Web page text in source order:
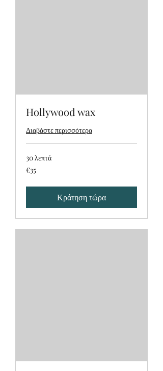
Hollywood wax
Διαβάστε περισσότερα
30 λεπτά
€35
€35
Κράτηση τώρα